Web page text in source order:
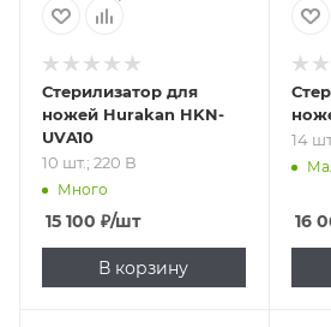
Стерилизатор для
ножей Hurakan HKN-
UVA10
10 шт.; 220 В
Много
15 100 ₽/шт
В корзину
14
16